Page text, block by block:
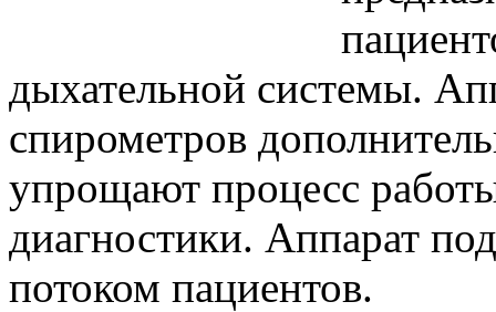
дыхательной системы.
спирометров
упрощают процесс
диагностики. Аппарат
потоком пациентов.